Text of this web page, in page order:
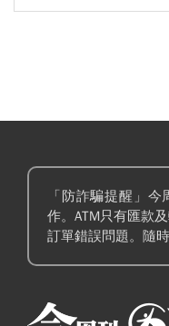
「防詐騙提醒」
作。ATM只有匯款
訂單錯誤問題。隨